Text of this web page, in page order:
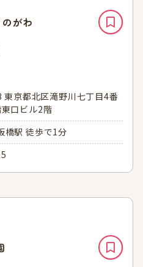
がわ
東京都北区滝野川七丁目4番
口ビル2階
橋駅 徒歩で1分